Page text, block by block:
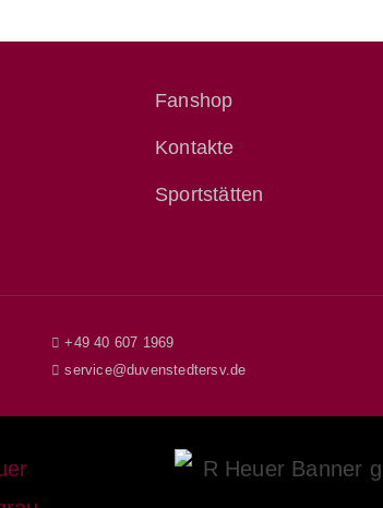
Fanshop
Kontakte
Sportstätten
+49 40 607 1969
service@duvenstedtersv.de